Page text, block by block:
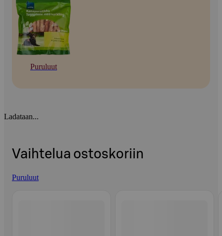
Puruluut
Ladataan...
Vaihtelua ostoskoriin
Puruluut